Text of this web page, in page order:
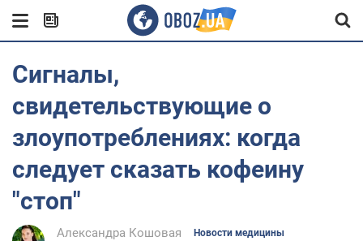
Сигналы,
свидетельствующие о
злоупотреблениях: когда
следует сказать кофеину
"стоп"
Александра Кошовая Новости медицины